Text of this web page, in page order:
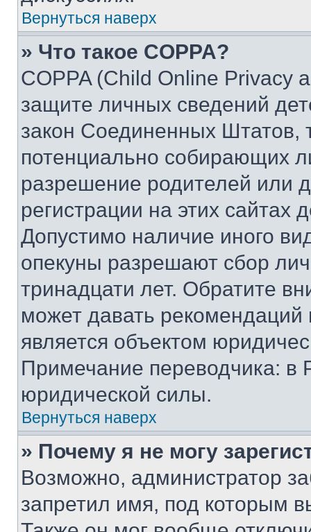
Вернуться наверх
» Что такое COPPA?
COPPA (Child Online Privacy
защите личных сведений
закон Соединенных Штатов,
потенциально собирающих
разрешение родителей или
регистрации на этих сайтах
Допустимо наличие иного
опекуны разрешают сбор
тринадцати лет. Обратите
может давать
является объектом
Примечание переводчика: в
юридической силы.
Вернуться наверх
» Почему я не могу
Возможно, администратор
запретил имя, под которым